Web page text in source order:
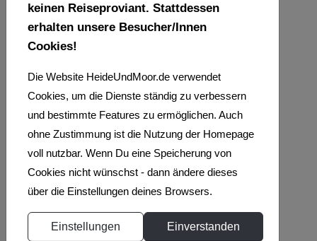
keinen Reiseproviant. Stattdessen
erhalten unsere Besucher/Innen
Cookies!
Die Website HeideUndMoor.de verwendet
Cookies, um die Dienste ständig zu verbessern
und bestimmte Features zu ermöglichen. Auch
ohne Zustimmung ist die Nutzung der Homepage
voll nutzbar. Wenn Du eine Speicherung von
Cookies nicht wünschst - dann ändere dieses
über die Einstellungen deines Browsers.
Einstellungen Einverstanden